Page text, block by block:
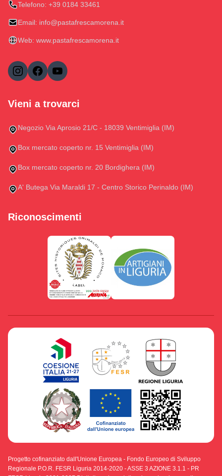
Telefono: +39 0184 33461
Email: info@pastafrescamorena.it
Web: www.pastafrescamorena.it
Vieni a trovarci
Negozio Via Aprosio 21/C - 18039 Ventimiglia (IM)
Box mercato coperto nr. 15 Ventimiglia (IM)
Box mercato coperto nr. 20 Bordighera (IM)
A' Butega Via Maraldi 17 - Centro Storico Perinaldo (IM)
Riconoscimenti
Progetto cofinanziato dall'Unione Europea - Fondo Europeo di Sviluppo
Regionale P.O.R. FESR Liguria 2014-2020 - ASSE 3 AZIONE 3.1.1 - PR